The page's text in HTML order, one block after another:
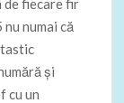
de fiecare fir
numai că
și
cu un